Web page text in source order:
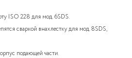
ISO 228 для мод. 6SDS.
сваркой внахлестку для мод. 8SDS,
подающей части.